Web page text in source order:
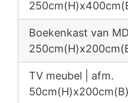
Boekenkast van
TV meubel | afm.